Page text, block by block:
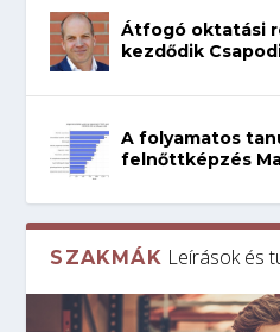
Átfogó oktatási
kezdődik
A folyamatos
felnőttképzés
SZAKMÁK Leírások és